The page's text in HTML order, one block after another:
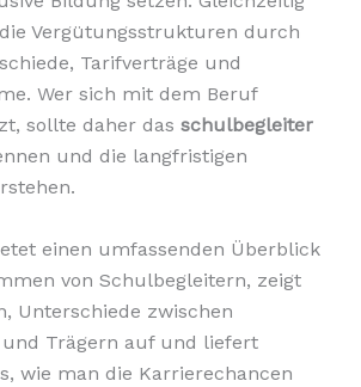
Vergütungsstrukturen durch
Tarifverträge und
Wer sich mit dem Beruf
sollte daher das schulbegleiter
und die langfristigen
einen umfassenden Überblick
von Schulbegleitern, zeigt
Unterschiede zwischen
Trägern auf und liefert
wie man die Karrierechancen